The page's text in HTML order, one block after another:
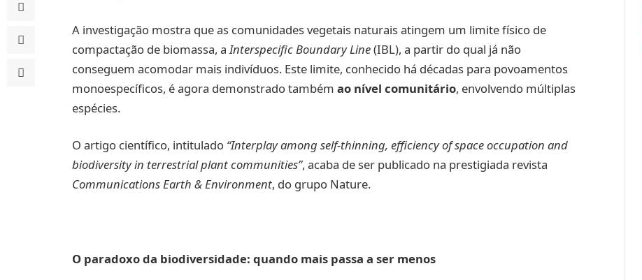
A investigação mostra que as comunidades vegetais naturais atingem um limite físico de
compactação de biomassa, a Interspecific Boundary Line(IBL), a partir do qual já não
conseguem acomodar mais indivíduos. Este limite, conhecido há décadas para povoamentos
monoespecíficos, é agora demonstrado também ao nível comunitário, envolvendo múltiplas
espécies.
O artigo científico, intitulado “Interplay among self-thinning, efficiency of space occupation and
biodiversity in terrestrial plant communities”, acaba de ser publicado na prestigiada revista
Communications Earth & Environment, do grupo Nature.
O paradoxo da biodiversidade: quando mais passa a ser menos